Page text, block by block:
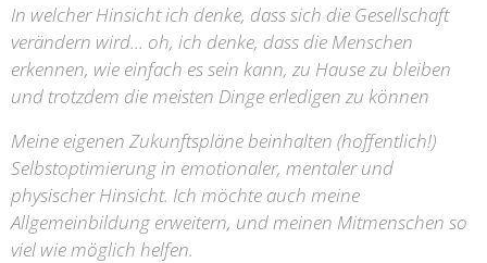
In welcher Hinsicht ich denke, dass sich die Gesellschaft
verändern wird... oh, ich denke, dass die Menschen
erkennen, wie einfach es sein kann, zu Hause zu bleiben
und trotzdem die meisten Dinge erledigen zu können
Meine eigenen Zukunftspläne beinhalten (hoffentlich!)
Selbstoptimierung in emotionaler, mentaler und
physischer Hinsicht. Ich möchte auch meine
Allgemeinbildung erweitern, und meinen Mitmenschen so
viel wie möglich helfen.